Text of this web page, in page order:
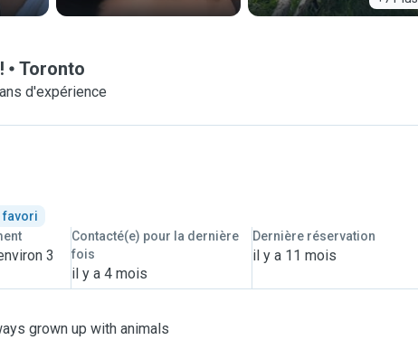
Toronto
d'expérience
favori
3
Contacté(e) pour la dernière
fois
il y a 4 mois
Dernière réservation
il y a 11 mois
grown up with animals